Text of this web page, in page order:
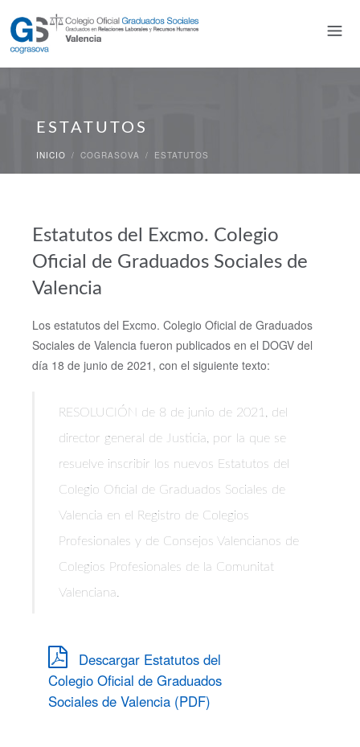
ESTATUTOS
INICIO / COGRASOVA / ESTATUTOS
Estatutos del Excmo. Colegio
Oficial de Graduados Sociales de
Valencia
Los estatutos del Excmo. Colegio Oficial de Graduados
Sociales de Valencia fueron publicados en el DOGV del
día 18 de junio de 2021, con el siguiente texto:
RESOLUCIÓN de 8 de junio de 2021, del
director general de Justicia, por la que se
resuelve inscribir los nuevos Estatutos del
Colegio Oficial de Graduados Sociales de
Valencia en el Registro de Colegios
Profesionales y de Consejos Valencianos de
Colegios Profesionales de la Comunitat
Valenciana.
Descargar Estatutos del
Colegio Oficial de Graduados
Sociales de Valencia (PDF)